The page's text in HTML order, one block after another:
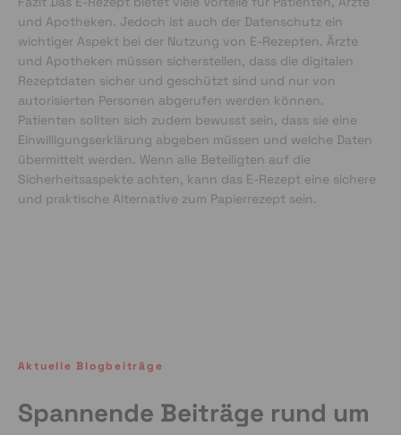
und Apotheken. Jedoch ist auch der Datenschutz ein
wichtiger Aspekt bei der Nutzung von E-Rezepten. Ärzte
und Apotheken müssen sicherstellen, dass die digitalen
Rezeptdaten sicher und geschützt sind und nur von
autorisierten Personen abgerufen werden können.
Patienten sollten sich zudem bewusst sein, dass sie eine
Einwilligungserklärung abgeben müssen und welche Daten
übermittelt werden. Wenn alle Beteiligten auf die
Sicherheitsaspekte achten, kann das E-Rezept eine sichere
und praktische Alternative zum Papierrezept sein.
Aktuelle Blogbeiträge
Spannende Beiträge rund um